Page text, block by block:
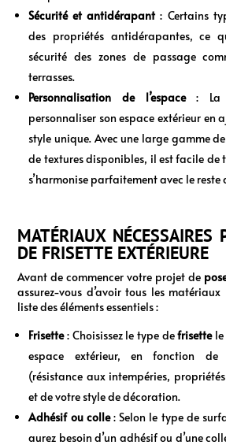
Sécurité et antidérapant : Certains
des propriétés antidérapantes, ce
sécurité des zones de passage
terrasses.
Personnalisation de l’espace
: La
personnaliser son espace extérieur en
style unique. Avec une large gamme
de textures disponibles, il est facile de
s’harmonise parfaitement avec le
MATÉRIAUX NÉCESSAIRES
DE FRISETTE EXTÉRIEURE
Avant de commencer votre projet de
assurez-vous d’avoir tous les matériaux
liste des éléments essentiels :
Frisette: Choisissez le type defrisette
espace extérieur, en fonction de
(résistance aux intempéries,
et de votre style de décoration.
Adhésif ou colle : Selon le type de
aurez besoin d’un adhésif ou d’une